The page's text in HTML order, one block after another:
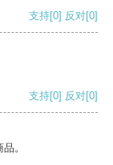
支持[0] 反对[0]
支持[0] 反对[0]
。